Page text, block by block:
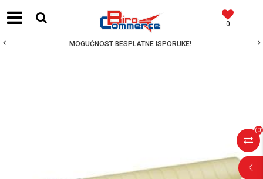
0
MOGUĆNOST BESPLATNE ISPORUKE!
(0)